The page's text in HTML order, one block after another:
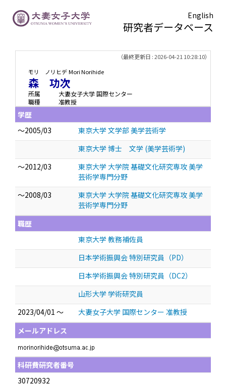
English
研究者データベース
（最終更新日 : 2026-04-21 10:28:10）
モリ ノリヒデMori Norihide
森 功次
所属
大妻女子大学 国際センター
職種
准教授
学歴
～2005/03
東京大学 文学部 美学芸術学
東京大学 博士 文学 (美学芸術学)
～2012/03
東京大学 大学院 基礎文化研究専攻 美学
芸術学専門分野
～2008/03
東京大学 大学院 基礎文化研究専攻 美学
芸術学専門分野
職歴
東京大学 教務補佐員
日本学術振興会 特別研究員（PD）
日本学術振興会 特別研究員（DC2）
山形大学 学術研究員
2023/04/01 ～
大妻女子大学 国際センター 准教授
メールアドレス
科研費研究者番号
30720932